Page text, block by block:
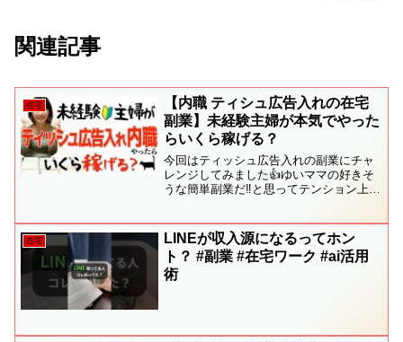
関連記事
在宅
【内職 ティシュ広告入れの在宅
副業】未経験主婦が本気でやった
らいくら稼げる？
今回はティッシュ広告入れの副業にチャ
レンジしてみました👍ゆいママの好きそ
うな簡単副業だ‼と思ってテンション上が
うか😭毎度本当に良くダマサれる😣笑さ
てゆいママはティッシュ...
在宅
LINEが収入源になるってホン
ト？ #副業 #在宅ワーク #ai活用
術